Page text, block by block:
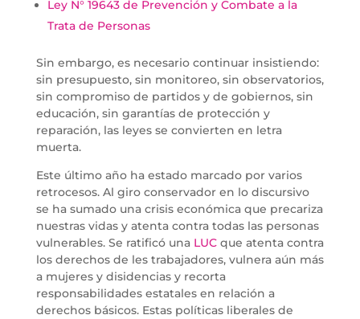
Ley N° 19643 de Prevención y Combate a la
Trata de Personas
Sin embargo, es necesario continuar insistiendo:
sin presupuesto, sin monitoreo, sin observatorios,
sin compromiso de partidos y de gobiernos, sin
educación, sin garantías de protección y
reparación, las leyes se convierten en letra
muerta.
Este último año ha estado marcado por varios
retrocesos. Al giro conservador en lo discursivo
se ha sumado una crisis económica que precariza
nuestras vidas y atenta contra todas las personas
vulnerables. Se ratificó una LUCque atenta contra
los derechos de les trabajadores, vulnera aún más
a mujeres y disidencias y recorta
responsabilidades estatales en relación a
derechos básicos. Estas políticas liberales de